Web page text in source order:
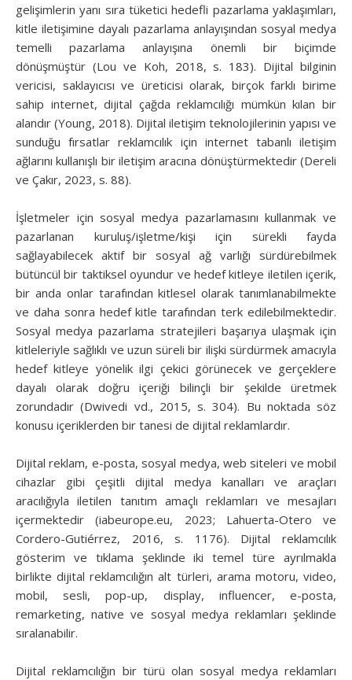
gelişimlerin yanı sıra tüketici hedefli pazarlama yaklaşımları,
kitle iletişimine dayalı pazarlama anlayışından sosyal medya
temelli pazarlama anlayışına önemli bir biçimde
dönüşmüştür (Lou ve Koh, 2018, s. 183). Dijital bilginin
vericisi, saklayıcısı ve üreticisi olarak, birçok farklı birime
sahip internet, dijital çağda reklamcılığı mümkün kılan bir
alandır (Young, 2018). Dijital iletişim teknolojilerinin yapısı ve
sunduğu fırsatlar reklamcılık için internet tabanlı iletişim
ağlarını kullanışlı bir iletişim aracına dönüştürmektedir (Dereli
ve Çakır, 2023, s. 88).
İşletmeler için sosyal medya pazarlamasını kullanmak ve
pazarlanan kuruluş/işletme/kişi için sürekli fayda
sağlayabilecek aktif bir sosyal ağ varlığı sürdürebilmek
bütüncül bir taktiksel oyundur ve hedef kitleye iletilen içerik,
bir anda onlar tarafından kitlesel olarak tanımlanabilmekte
ve daha sonra hedef kitle tarafından terk edilebilmektedir.
Sosyal medya pazarlama stratejileri başarıya ulaşmak için
kitleleriyle sağlıklı ve uzun süreli bir ilişki sürdürmek amacıyla
hedef kitleye yönelik ilgi çekici görünecek ve gerçeklere
dayalı olarak doğru içeriği bilinçli bir şekilde üretmek
zorundadır (Dwivedi vd., 2015, s. 304). Bu noktada söz
konusu içeriklerden bir tanesi de dijital reklamlardır.
Dijital reklam, e-posta, sosyal medya, web siteleri ve mobil
cihazlar gibi çeşitli dijital medya kanalları ve araçları
aracılığıyla iletilen tanıtım amaçlı reklamları ve mesajları
içermektedir (iabeurope.eu, 2023; Lahuerta-Otero ve
Cordero-Gutiérrez, 2016, s. 1176). Dijital reklamcılık
gösterim ve tıklama şeklinde iki temel türe ayrılmakla
birlikte dijital reklamcılığın alt türleri, arama motoru, video,
mobil, sesli, pop-up, display, influencer, e-posta,
remarketing, native ve sosyal medya reklamları şeklinde
sıralanabilir.
Dijital reklamcılığın bir türü olan sosyal medya reklamları